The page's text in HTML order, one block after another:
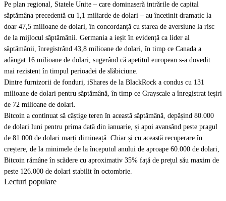
Pe plan regional, Statele Unite – care dominaseră intrările de capital
săptămâna precedentă cu 1,1 miliarde de dolari – au încetinit dramatic la
doar 47,5 milioane de dolari, în concordanță cu starea de aversiune la risc
de la mijlocul săptămânii. Germania a ieșit în evidență ca lider al
săptămânii, înregistrând 43,8 milioane de dolari, în timp ce Canada a
adăugat 16 milioane de dolari, sugerând că apetitul european s-a dovedit
mai rezistent în timpul perioadei de slăbiciune.
Dintre furnizorii de fonduri, iShares de la BlackRock a condus cu 131
milioane de dolari pentru săptămână, în timp ce Grayscale a înregistrat ieșiri
de 72 milioane de dolari.
Bitcoin a continuat să câștige teren în această săptămână, depășind 80.000
de dolari luni pentru prima dată din ianuarie, și apoi avansând peste pragul
de 81.000 de dolari marți dimineață. Chiar și cu această recuperare în
creștere, de la minimele de la începutul anului de aproape 60.000 de dolari,
Bitcoin rămâne în scădere cu aproximativ 35% față de prețul său maxim de
peste 126.000 de dolari stabilit în octombrie.
Lecturi populare